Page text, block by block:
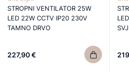
STROPNI VENTILATOR 25W
LED 22W CCTV IP20 230V
TAMNO DRVO
227,90 €